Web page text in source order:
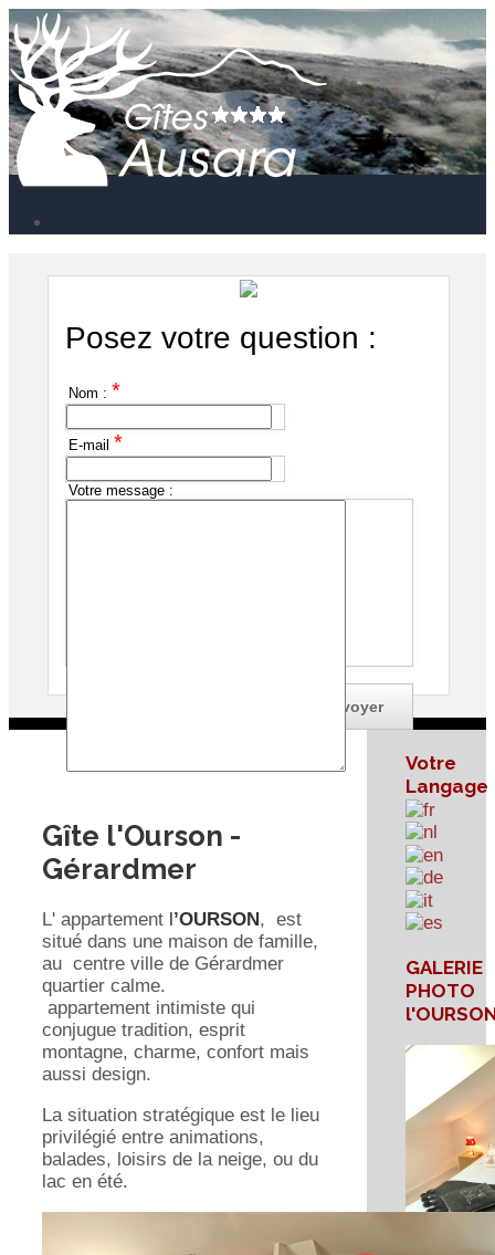
Posez votre question :
Nom : *
E-mail *
Votre message :
Votre
Langage
GALERIE
PHOTO
Gîte l'Ourson -
Gérardmer
L' appartement ’OURSON , est
situé dans une maison de famille,
au centre ville de Gérardmer
quartier calme.
appartement intimiste qui
conjugue tradition, esprit
montagne, charme, confort mais
aussi design.
La situation stratégique est le lieu
privilégié entre animations,
balades, loisirs de la neige, ou du
lac en été.